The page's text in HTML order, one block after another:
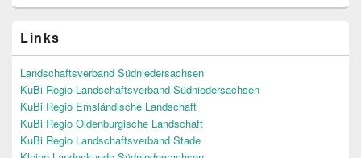
Links
Landschaftsverband Südniedersachsen
KuBi Regio Landschaftsverband Südniedersachsen
KuBi Regio Emsländische Landschaft
KuBi Regio Oldenburgische Landschaft
KuBi Regio Landschaftsverband Stade